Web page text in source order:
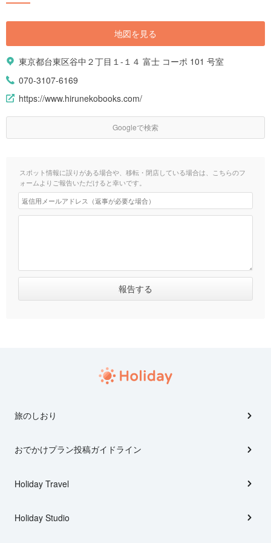
地図を見る
東京都台東区谷中２丁目１-１４ 富士 コーポ 101 号室
070-3107-6169
https://www.hirunekobooks.com/
Googleで検索
スポット情報に誤りがある場合や、移転・閉店している場合は、こちらのフ
ォームよりご報告いただけると幸いです。
旅のしおり
おでかけプラン投稿ガイドライン
Holiday Travel
Holiday Studio